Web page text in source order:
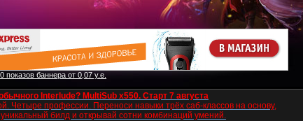
показов баннера от 0,07 у.е.
Interlude? MultiSub x550. Старт 7 августа
Четыре профессии. Переноси навыки трёх саб-классов на основу,
билд и открывай сотни комбинаций умений.